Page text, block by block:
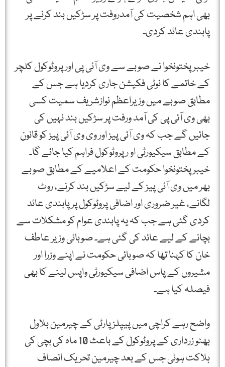
بھی اہم شخصیت کی آمدروفت پر سڑکیں بند کرنے پر
پابندی عائد کردی۔
خیبرپختونخوا نے صوبے سے وی آئی پی اور پروٹوکول کلچر
کے خاتمے کا نوٹی فکیشن جاری کردیا ہے جس کے
مطابق صوبے میں وزیراعظم نوازشریف سمیت کسی
بھی وی آئی پی کی آمد ورفت پر سڑکیں بند نہیں کی
جائیں گے جب کہ وی آئی پیز اور وی وی آئی پیز کو قانون
کے مطابق سیکیورٹی او رپروٹوکول فراہم کیا جائے گا۔
خیبرپختونخوا حکومت کے اعلامیے کے مطابق صوبے
بھر میں وی آئی پیز کے لیے سڑکیں بند کرنے، روٹ
لگانے، غیر ضروری اور اضافی پروٹوکول پر پابندی عائد
کردی گئی ہے جب کہ یہ پابندی عوام کو مشکلات سے
بچانے کے لیے عائد کی گئی ہے۔ صوبائی وزیر عاطف
خان کا کہنا تھا کہ صوبائی حکومت نے اپنے وزرا اور
مشیروں کے پاس اضافی سیکیورٹی واپس لینے کا بھی
فیصلہ کیا ہے۔
واضح رہے کراچی میں پیپلزپارٹی کے چیرمین بلاول
بھٹو زرداری کے پروٹوکول کے باعث 10 ماہ کی بچی کی
ہلاکت ہوئی جس کے بعد چیرمین تحریک انصاف